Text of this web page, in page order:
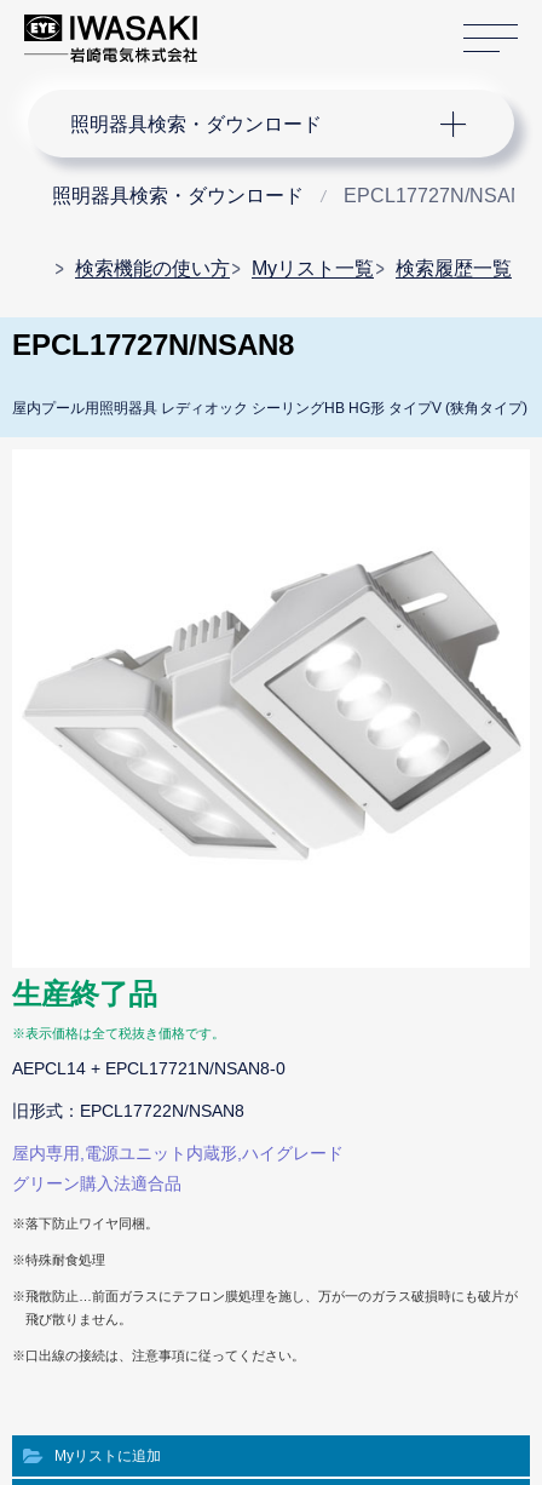
照明器具検索・ダウンロード
照明器具検索・ダウンロード EPCL17727N/NSAN8
検索機能の使い方 Myリスト一覧 検索履歴一覧
EPCL17727N/NSAN8
屋内プール用照明器具 レディオック シーリングHB HG形 タイプV (狭角タイプ)
生産終了品
※表示価格は全て税抜き価格です。
AEPCL14 + EPCL17721N/NSAN8-0
旧形式：EPCL17722N/NSAN8
屋内専用,電源ユニット内蔵形,ハイグレード
グリーン購入法適合品
※落下防止ワイヤ同梱。
※特殊耐食処理
※飛散防止…前面ガラスにテフロン膜処理を施し、万が一のガラス破損時にも破片が
飛び散りません。
※口出線の接続は、注意事項に従ってください。
Myリストに追加